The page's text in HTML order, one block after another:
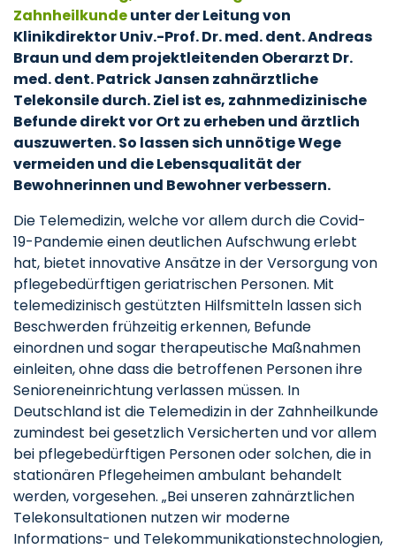
Zahnheilkundeunter der Leitung von
Klinikdirektor Univ.-Prof. Dr. med. dent. Andreas
Braun und dem projektleitenden Oberarzt Dr.
med. dent. Patrick Jansen zahnärztliche
Telekonsile durch. Ziel ist es, zahnmedizinische
Befunde direkt vor Ort zu erheben und ärztlich
auszuwerten. So lassen sich unnötige Wege
vermeiden und die Lebensqualität der
Bewohnerinnen und Bewohner verbessern.
Die Telemedizin, welche vor allem durch die Covid-
19-Pandemie einen deutlichen Aufschwung erlebt
hat, bietet innovative Ansätze in der Versorgung von
pflegebedürftigen geriatrischen Personen. Mit
telemedizinisch gestützten Hilfsmitteln lassen sich
Beschwerden frühzeitig erkennen, Befunde
einordnen und sogar therapeutische Maßnahmen
einleiten, ohne dass die betroffenen Personen ihre
Senioreneinrichtung verlassen müssen. In
Deutschland ist die Telemedizin in der Zahnheilkunde
zumindest bei gesetzlich Versicherten und vor allem
bei pflegebedürftigen Personen oder solchen, die in
stationären Pflegeheimen ambulant behandelt
werden, vorgesehen. „Bei unseren zahnärztlichen
Telekonsultationen nutzen wir moderne
Informations- und Telekommunikationstechnologien,